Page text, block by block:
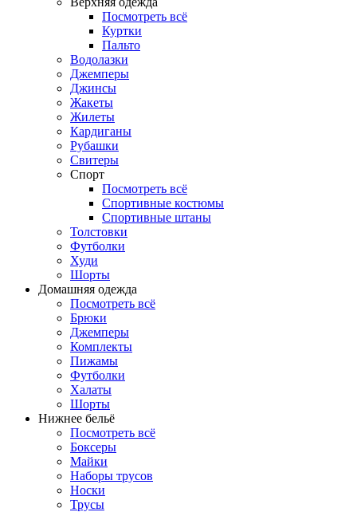
Посмотреть всё
Куртки
Пальто
Водолазки
Джемперы
Джинсы
Жакеты
Жилеты
Кардиганы
Рубашки
Свитеры
Спорт
Посмотреть всё
Спортивные костюмы
Спортивные штаны
Толстовки
Футболки
Худи
Шорты
Домашняя одежда
Посмотреть всё
Брюки
Джемперы
Комплекты
Пижамы
Футболки
Халаты
Шорты
Нижнее бельё
Посмотреть всё
Боксеры
Майки
Наборы трусов
Носки
Трусы